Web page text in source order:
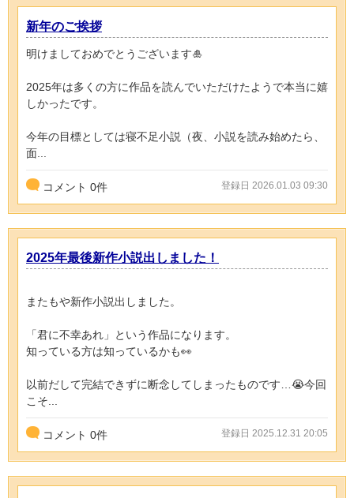
新年のご挨拶
明けましておめでとうございます🎍
2025年は多くの方に作品を読んでいただけたようで本当に嬉
しかったです。
今年の目標としては寝不足小説（夜、小説を読み始めたら、
面...
コメント 0件 登録日 2026.01.03 09:30
2025年最後新作小説出しました！
またもや新作小説出しました。
「君に不幸あれ」という作品になります。
知っている方は知っているかも👀
以前だして完結できずに断念してしまったものです…😭今回
こそ...
コメント 0件 登録日 2025.12.31 20:05